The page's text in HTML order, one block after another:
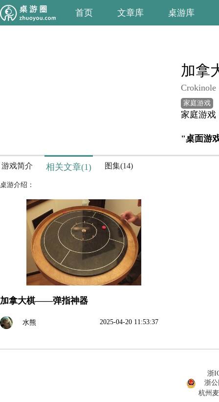
首页 文章库 桌游库
加拿
Crokinole
家庭游戏
家庭游戏
"桌面游
游戏简介 相关文章(1) 图集(14)
桌游介绍：
加拿大棋——弹指神器
水熊 2025-04-20 11:53:37
浙
浙公
杭州